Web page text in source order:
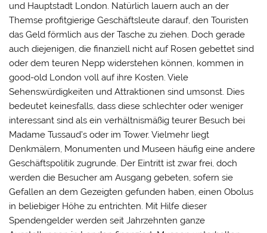
und Hauptstadt London. Natürlich lauern auch an der
Themse profitgierige Geschäftsleute darauf, den Touristen
das Geld förmlich aus der Tasche zu ziehen. Doch gerade
auch diejenigen, die finanziell nicht auf Rosen gebettet sind
oder dem teuren Nepp widerstehen können, kommen in
good-old London voll auf ihre Kosten. Viele
Sehenswürdigkeiten und Attraktionen sind umsonst. Dies
bedeutet keinesfalls, dass diese schlechter oder weniger
interessant sind als ein verhältnismäßig teurer Besuch bei
Madame Tussaud’s oder im Tower. Vielmehr liegt
Denkmälern, Monumenten und Museen häufig eine andere
Geschäftspolitik zugrunde. Der Eintritt ist zwar frei, doch
werden die Besucher am Ausgang gebeten, sofern sie
Gefallen an dem Gezeigten gefunden haben, einen Obolus
in beliebiger Höhe zu entrichten. Mit Hilfe dieser
Spendengelder werden seit Jahrzehnten ganze